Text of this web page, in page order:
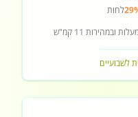
לחות
ובמהירות 11 קמ"ש
לשבועיים